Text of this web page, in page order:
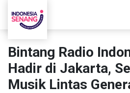
Bintang Radio
Hadir di Jakarta,
Musik Lintas